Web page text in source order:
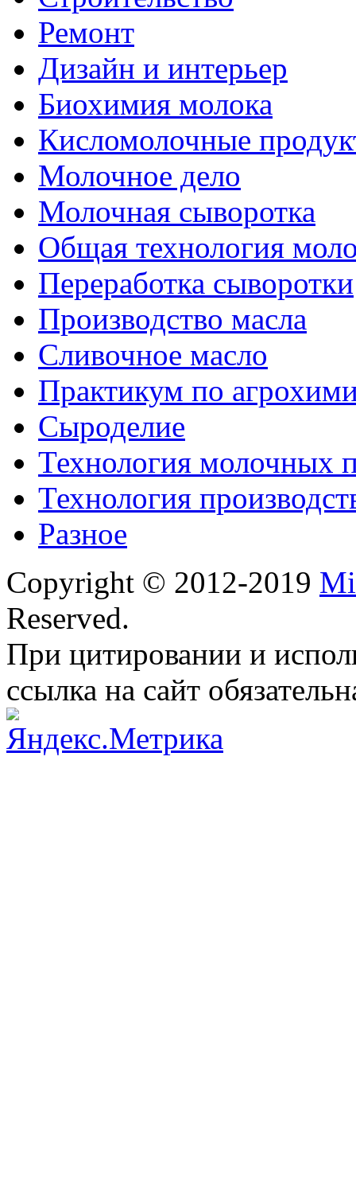
Ремонт
Дизайн и интерьер
Биохимия молока
Кисломолочные
Молочное дело
Молочная сыворотка
Общая технология
Переработка сыворотки
Производство масла
Сливочное масло
Практикум по
Сыроделие
Технология молочных
Технология
Разное
Copyright © 2012-2019
Reserved.
При цитировании и
ссылка на сайт